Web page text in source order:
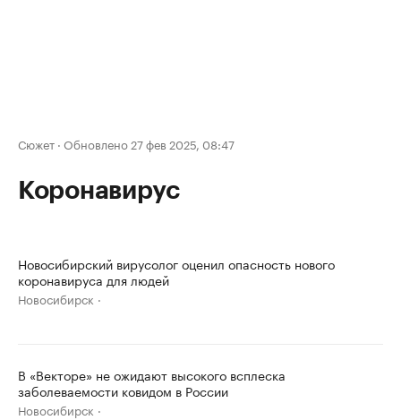
Сюжет · Обновлено 27 фев 2025, 08:47
Коронавирус
Новосибирский вирусолог оценил опасность нового
коронавируса для людей
Новосибирск
В «Векторе» не ожидают высокого всплеска
заболеваемости ковидом в России
Новосибирск